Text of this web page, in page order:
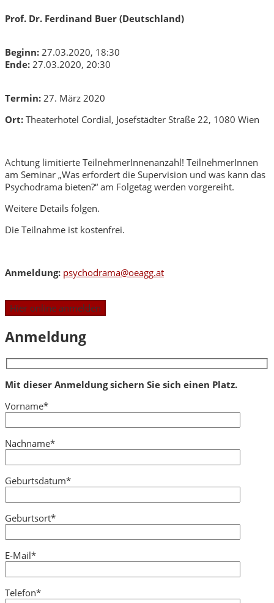
Prof. Dr. Ferdinand Buer (Deutschland)
Beginn: 27.03.2020, 18:30
Ende: 27.03.2020, 20:30
Termin: 27. März 2020
Ort: Theaterhotel Cordial, Josefstädter Straße 22, 1080 Wien
Achtung limitierte TeilnehmerInnenanzahl! TeilnehmerInnen
am Seminar „Was erfordert die Supervision und was kann das
Psychodrama bieten?“ am Folgetag werden vorgereiht.
Weitere Details folgen.
Die Teilnahme ist kostenfrei.
Anmeldung: psychodrama@oeagg.at
Anmeldung
Mit dieser Anmeldung sichern Sie sich einen Platz.
Vorname*
Nachname*
Geburtsdatum*
Geburtsort*
E-Mail*
Telefon*